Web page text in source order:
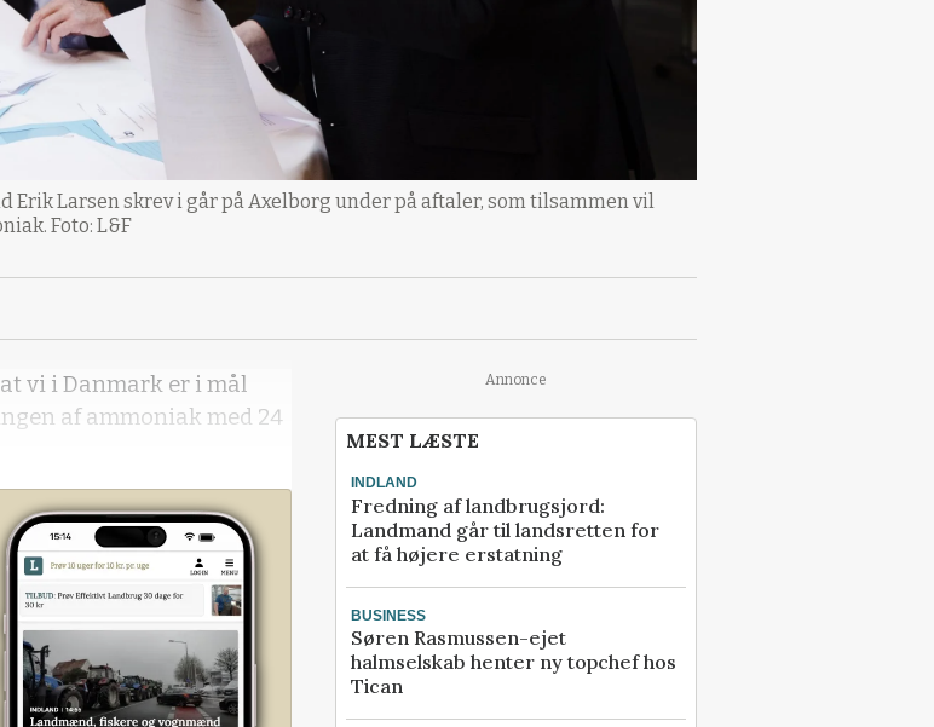
Larsen skrev i går på Axelborg under på aftaler, som tilsammen vil
Foto: L&F
vi i Danmark er i mål
af ammoniak med 24
Annonce
MEST LÆSTE
INDLAND
Fredning af landbrugsjord:
Landmand går til landsretten for
at få højere erstatning
BUSINESS
Søren Rasmussen-ejet
halmselskab henter ny topchef hos
Tican